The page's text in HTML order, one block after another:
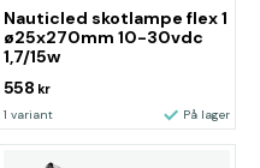
Nauticled skotlampe flex 1
ø25x270mm 10-30vdc
1,7/15w
558 kr
1 variant På lager